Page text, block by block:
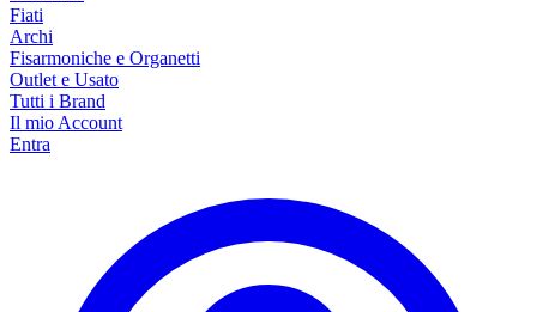
Fiati
Archi
Fisarmoniche e Organetti
Outlet e Usato
Tutti i Brand
Il mio Account
Entra